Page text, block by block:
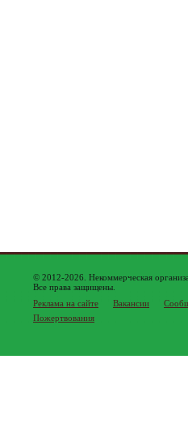
© 2012-2026. Некоммерческая
Все права защищены.
Реклама на сайте
Вакансии
Пожертвования